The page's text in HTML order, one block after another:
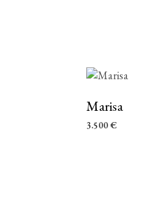
Marisa
3.500€